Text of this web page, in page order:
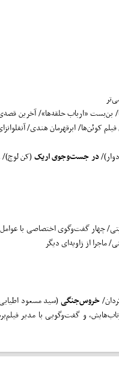
بن‌بست «ارباب حلقه‌ها»/ آخرین
کوئن‌ها/ ابرقهرمان هندی/
در جست‌وجوی اریک(کن لوچ)/
چهار گفت‌وگوی اختصاصی با
از زاویه‌ای دیگر
خروس‌جنگی(سید مسعود
و گفت‌وگویی با مدیر